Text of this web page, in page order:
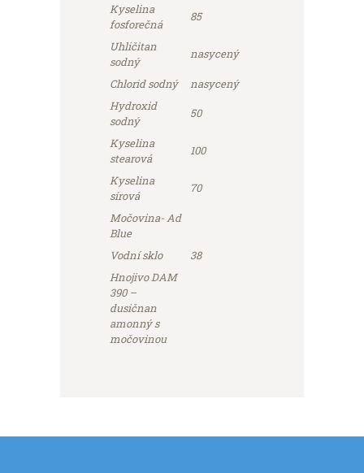
Kyselina
fosforečná
85
Uhličitan
sodný
nasycený
Chlorid sodný
nasycený
Hydroxid
sodný
50
Kyselina
stearová
100
Kyselina
sírová
70
Močovina- Ad
Blue
Vodní sklo
38
Hnojivo DAM
390 –
dusičnan
amonný s
močovinou